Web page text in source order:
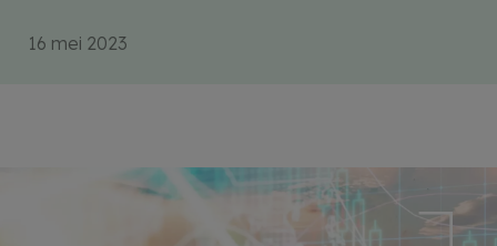
16 mei 2023